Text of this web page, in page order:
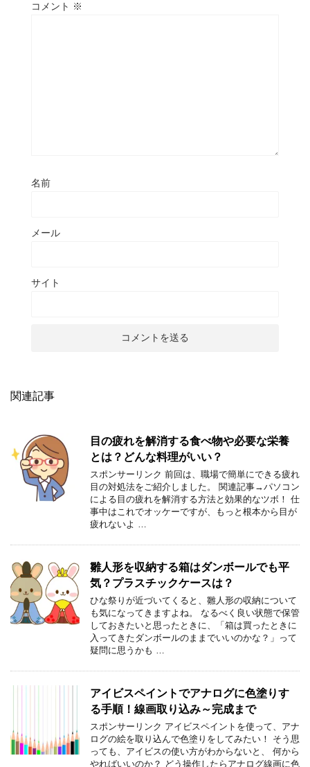
コメント ※
名前
メール
サイト
関連記事
目の疲れを解消する食べ物や必要な栄養
とは？どんな料理がいい？
スポンサーリンク 前回は、職場で簡単にできる疲れ
目の対処法をご紹介しました。 関連記事→パソコン
による目の疲れを解消する方法と効果的なツボ！ 仕
事中はこれでオッケーですが、もっと根本から目が
疲れないよ …
雛人形を収納する箱はダンボールでも平
気？プラスチックケースは？
ひな祭りが近づいてくると、雛人形の収納について
も気になってきますよね。 なるべく良い状態で保管
しておきたいと思ったときに、「箱は買ったときに
入ってきたダンボールのままでいいのかな？」って
疑問に思うかも …
アイビスペイントでアナログに色塗りす
る手順！線画取り込み～完成まで
スポンサーリンク アイビスペイントを使って、アナ
ログの絵を取り込んで色塗りをしてみたい！ そう思
っても、アイビスの使い方がわからないと、 何から
やればいいのか？ どう操作したらアナログ線画に色